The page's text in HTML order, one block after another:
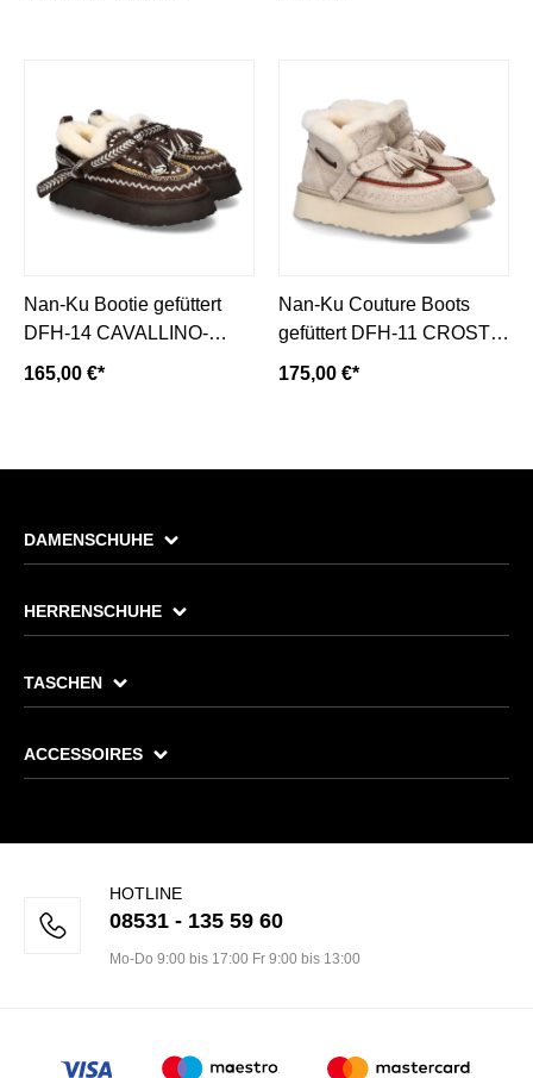
Nan-Ku Bootie gefüttert
DFH-14 CAVALLINO-
coffee/ dunkelbraun
165,00 €*
Nan-Ku Couture Boots
gefüttert DFH-11 CROSTA-
beige
175,00 €*
DAMENSCHUHE
HERRENSCHUHE
TASCHEN
ACCESSOIRES
HOTLINE
08531 - 135 59 60
Mo-Do 9:00 bis 17:00 Fr 9:00 bis 13:00